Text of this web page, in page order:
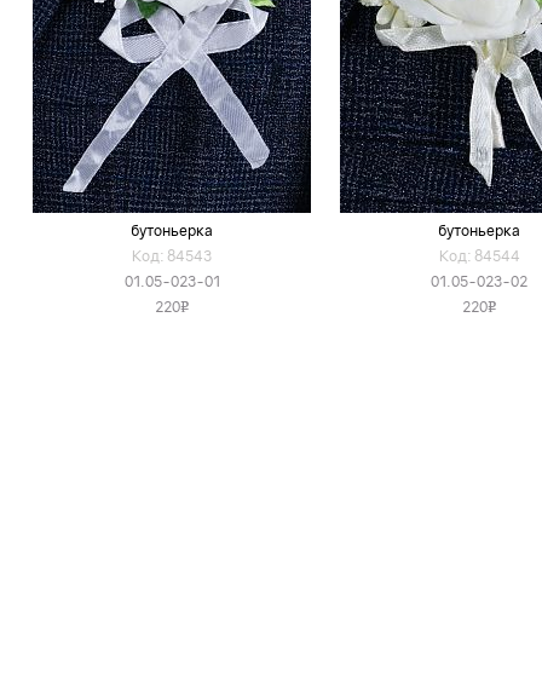
бутоньерка
Код: 84543
01.05-023-01
220v
бутоньерка
Код: 84544
01.05-023-02
220v